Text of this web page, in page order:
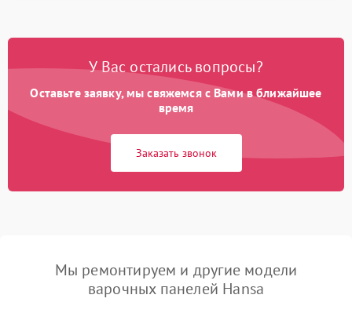
У Вас остались вопросы?
Оставьте заявку, мы свяжемся с Вами в ближайшее
время
Заказать звонок
Мы ремонтируем и другие модели
варочных панелей Hansa